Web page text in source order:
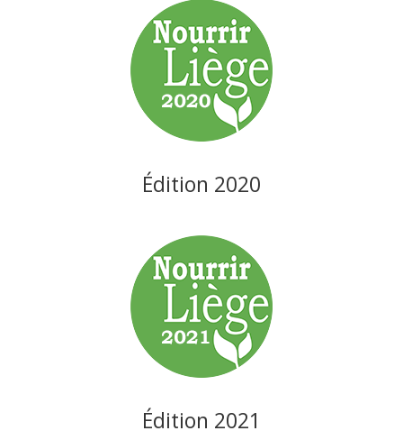
Édition 2020
Édition 2021